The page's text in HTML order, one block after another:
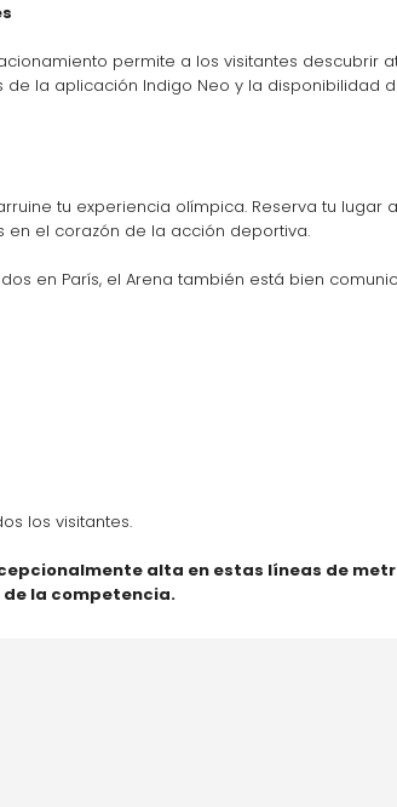
permite a los visitantes descubrir
la aplicación Indigo Neo y la
tu experiencia olímpica. Reserva tu lugar
el corazón de la acción deportiva.
en París, el Arena también está bien
los visitantes.
alta en estas líneas de
la competencia.